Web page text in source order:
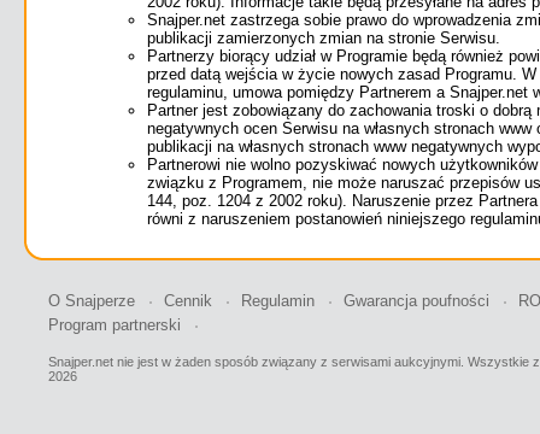
Snajper.net zastrzega sobie prawo do wprowadzenia
publikacji zamierzonych zmian na stronie Serwisu.
Partnerzy biorący udział w Programie będą również
przed datą wejścia w życie nowych zasad Programu.
regulaminu, umowa pomiędzy Partnerem a Snajper.net
Partner jest zobowiązany do zachowania troski o
negatywnych ocen Serwisu na własnych stronach
publikacji na własnych stronach www negatywnych
Partnerowi nie wolno pozyskiwać nowych
związku z Programem, nie może naruszać przepisów
144, poz. 1204 z 2002 roku). Naruszenie przez
równi z naruszeniem postanowień niniejszego
O Snajperze Cennik Regulamin Gwarancja poufności
Program partnerski
Snajper.net nie jest w żaden sposób związany z serwisami aukcyjnymi. Wszystkie
2026